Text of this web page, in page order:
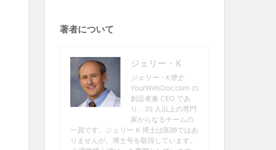
著者について
ジェリー・K
ジェリー・K博士
YourWebDoc.com の
創設者兼 CEO であ
り、30 人以上の専門
家からなるチームの
一員です。ジェリー K 博士は医師ではあ
りませんが、博士号を取得しています。